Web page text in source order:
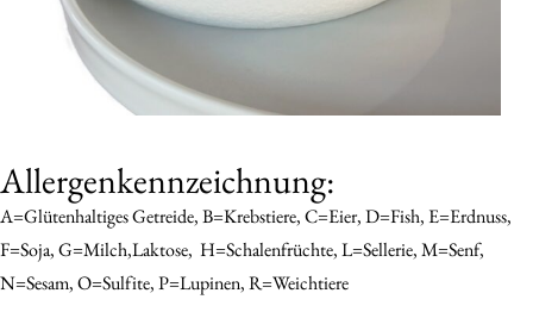
Allergenkennzeichnung:
A=Glütenhaltiges Getreide, B=Krebstiere, C=Eier, D=Fish, E=Erdnuss,
F=Soja, G=Milch,Laktose, H=schalenfrüchte, L=sellerie, M=senf,
N=sesam, O=sulfite, P=Lupinen, R=Weichtiere